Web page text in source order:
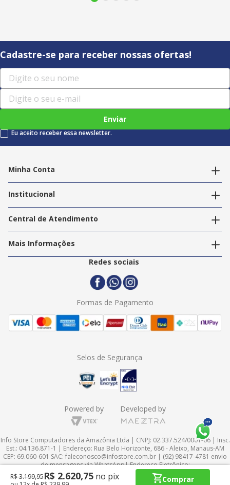
R$3.199,95R$ 2.620,75no pix Comprar
Cadastre-se para receber nossas ofertas!
Enviar
Eu aceito receber essa newsletter.
Minha Conta
Editar endereços
Institucional
Nossas Lojas
Trabalhe Conosco
Central de Atendimento
Política de Privacidade
Termos e Condições
Politica de Entrega
Mais Informações
2ª Via Nota Fiscal
Redes sociais
Formas de Pagamento
Selos de Segurança
Powered by Developed by
Info Store Computadores da Amazônia Ltda | CNPJ: 02.337.524/0001-06 | Insc.
Est.: 04.136.871-1 | Endereço: Rua Belo Horizonte, 686 - Aleixo, Manaus-AM
CEP: 69.060-601 SAC: faleconosco@infostore.com.br | (92) 98417-4781 envio
de mensagens via WhatsApp| Endereço Eletrônico:
http://www.infostore.com.br InfoStore © 1998-2024 Todos os direitos
reservados